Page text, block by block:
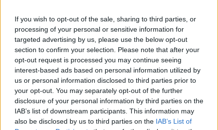
If you wish to opt-out of the sale, sharing to third parties, or
processing of your personal or sensitive information for
targeted advertising by us, please use the below opt-out
section to confirm your selection. Please note that after your
opt-out request is processed you may continue seeing
interest-based ads based on personal information utilized by
us or personal information disclosed to third parties prior to
your opt-out. You may separately opt-out of the further
disclosure of your personal information by third parties on the
IAB’s list of downstream participants. This information may
also be disclosed by us to third parties on the IAB’s List of